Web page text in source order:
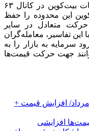
معاملات امروز بازار بیشتر تحت تأثیر ثبات بیت‌کوین در کانال ۶۳
این محدوده را حفظ
حرکت متعادل در سایر
تفاسیر، معامله‌گران
سرمایه به بازار را به
جهت حرکت قیمت‌ها
قیمت طلای 18عیار امروز شنبه 17مرداد/ افزایش قیمت +